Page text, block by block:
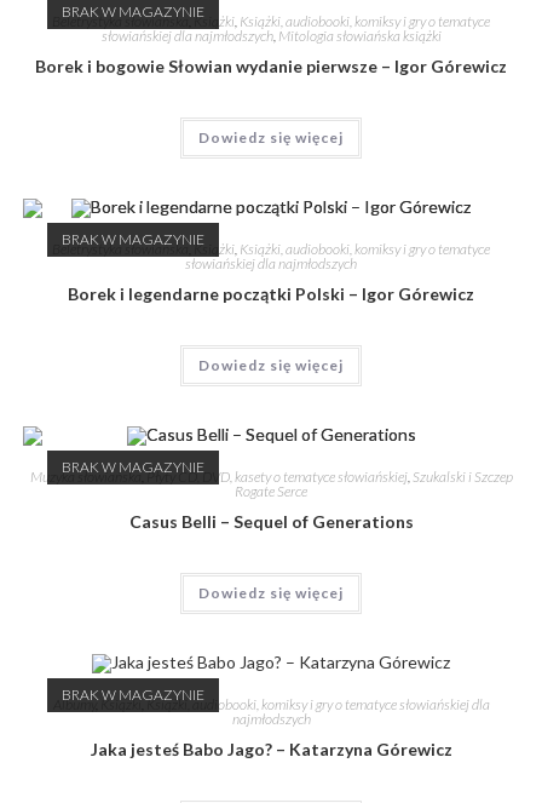
BRAK W MAGAZYNIE
Beletrystyka słowiańska ,Książki, Książki, audiobooki, komiksy i gry o tematyce
słowiańskiej dla najmłodszych, Mitologia słowiańska książki
Borek i bogowie Słowian wydanie pierwsze – Igor Górewicz
Dowiedz się więcej
BRAK W MAGAZYNIE
Beletrystyka słowiańska ,Książki, Książki, audiobooki, komiksy i gry o tematyce
słowiańskiej dla najmłodszych
Borek i legendarne początki Polski – Igor Górewicz
Dowiedz się więcej
BRAK W MAGAZYNIE
Muzyka słowiańska,Płyty CD, DVD, kasety o tematyce słowiańskiej, Szukalski i Szczep
Rogate Serce
Casus Belli – Sequel of Generations
Dowiedz się więcej
BRAK W MAGAZYNIE
Albumy , Książki,Książki, audiobooki, komiksy i gry o tematyce słowiańskiej dla
najmłodszych
Jaka jesteś Babo Jago? – Katarzyna Górewicz